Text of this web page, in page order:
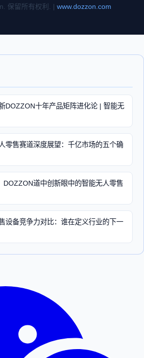
保留所有权利. | www.dozzon.com
DOZZON十年产品矩阵进化论 | 智能无
零售赛道深度展望：千亿市场的五个确
DOZZON道中创新眼中的智能无人零售
设备竞争力对比：谁在定义行业的下一